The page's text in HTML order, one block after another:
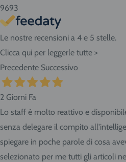
9693
Le nostre recensioni a 4 e 5 stelle.
Clicca qui per leggerle tutte >
Precedente Successivo
2 Giorni Fa
Lo staff è molto reattivo e
senza delegare il compito
spiegare in poche parole di cosa
selezionato per me tutti gli articoli